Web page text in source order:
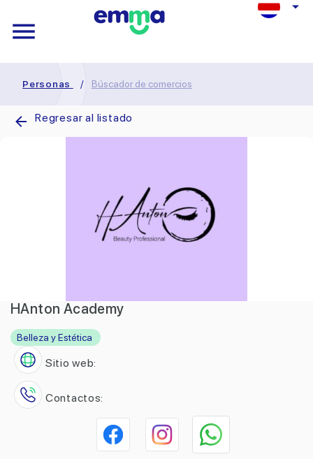
Personas / Búscador de comercios
Regresar al listado
HAnton Academy
Belleza y Estética
Sitio web:
Contactos: